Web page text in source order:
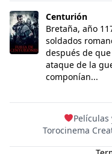
Centurión
Centurión
Bretaña, año
soldados
después de
ataque de la
componían...
Películas
Torocinema